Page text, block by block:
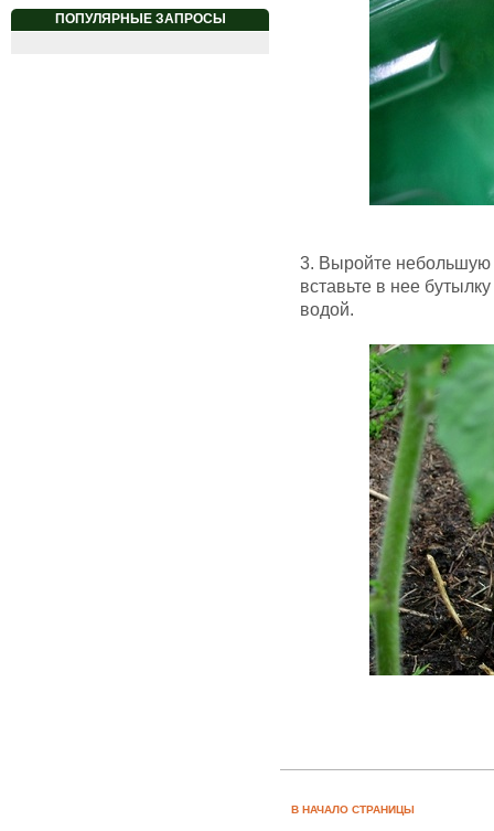
ПОПУЛЯРНЫЕ ЗАПРОСЫ
3. Выройте небольшую
вставьте в нее
водой.
В НАЧАЛО СТРАНИЦЫ